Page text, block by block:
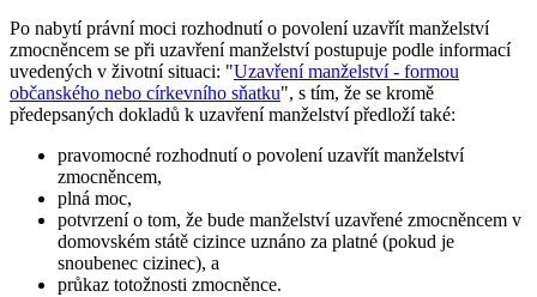
Po nabytí právní moci rozhodnutí o povolení uzavřít manželství
zmocněncem se při uzavření manželství postupuje podle informací
uvedených v životní situaci: "Uzavření manželství - formou
občanského nebo církevního sňatku", s tím, že se kromě
předepsaných dokladů k uzavření manželství předloží také:
pravomocné rozhodnutí o povolení uzavřít manželství
zmocněncem,
plná moc,
potvrzení o tom, že bude manželství uzavřené zmocněncem v
domovském státě cizince uznáno za platné (pokud je
snoubenec cizinec), a
průkaz totožnosti zmocněnce.